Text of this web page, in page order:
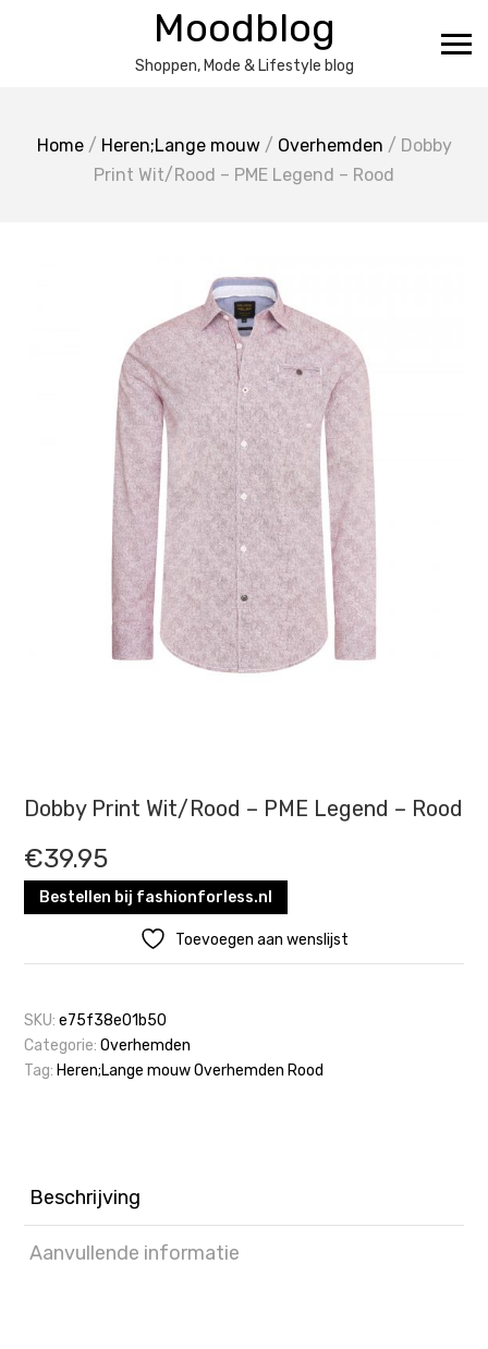
Moodblog
Shoppen, Mode & Lifestyle blog
Home/ Heren;Lange mouw/ Overhemden / Dobby
Print Wit/Rood – PME Legend – Rood
Dobby Print Wit/Rood – PME Legend – Rood
€39.95
Bestellen bij fashionforless.nl
Toevoegen aan wenslijst
SKU:e75f38e01b50
Categorie:Overhemden
Tag: Heren;Lange mouw Overhemden Rood
Beschrijving
Aanvullende informatie